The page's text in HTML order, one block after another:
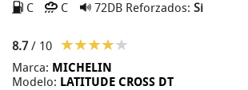
C C 72DB Reforzados: Si
8.7/ 10
Marca: MICHELIN
Modelo: LATITUDE CROSS DT